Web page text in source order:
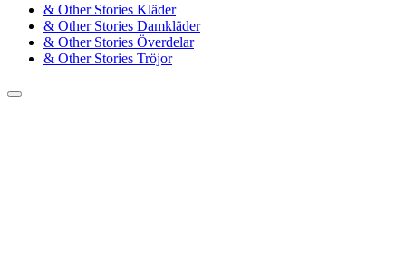
& Other Stories Kläder
& Other Stories Damkläder
& Other Stories Överdelar
& Other Stories Tröjor